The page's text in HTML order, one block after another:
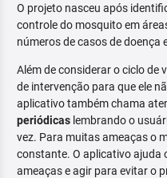
O projeto nasceu após
controle do mosquito em
números de casos de doença
Além de considerar o ciclo de
de intervenção para que ele
aplicativo também chama
periódicas lembrando o
vez. Para muitas ameaças o
constante. O aplicativo ajuda
ameaças e agir para evitar o